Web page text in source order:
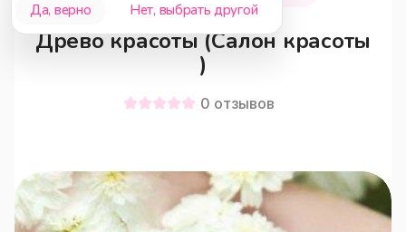
Да, верно Нет, выбрать другой
Древо красоты (Салон красоты
)
0 отзывов